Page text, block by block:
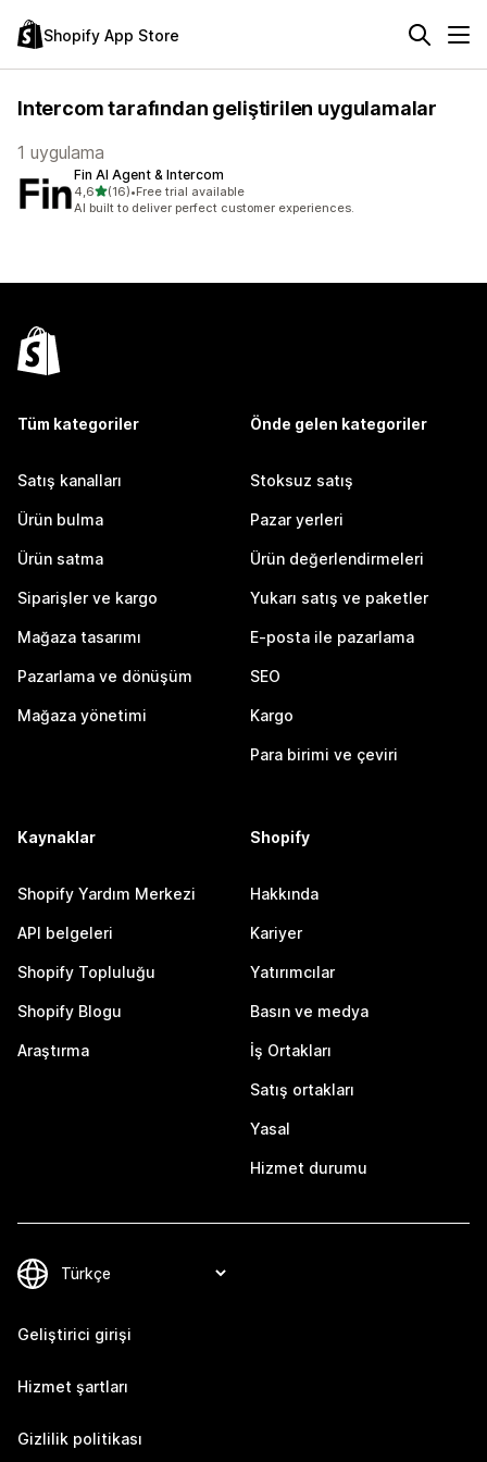
Shopify App Store
Intercom tarafından geliştirilen uygulamalar
1 uygulama
Fin AI Agent & Intercom
4,65 yıldız üzerinden
(16)
toplam 16 değerlendirme
•Free trial available
AI built to deliver perfect customer experiences.
Tüm kategoriler
Satış kanalları
Ürün bulma
Ürün satma
Siparişler ve kargo
Mağaza tasarımı
Pazarlama ve dönüşüm
Mağaza yönetimi
Önde gelen kategoriler
Stoksuz satış
Pazar yerleri
Ürün değerlendirmeleri
Yukarı satış ve paketler
E-posta ile pazarlama
SEO
Kargo
Para birimi ve çeviri
Kaynaklar
Shopify Yardım Merkezi
API belgeleri
Shopify Topluluğu
Shopify Blogu
Araştırma
Shopify
Hakkında
Kariyer
Yatırımcılar
Basın ve medya
İş Ortakları
Satış ortakları
Yasal
Hizmet durumu
Geliştirici girişi
Hizmet şartları
Gizlilik politikası